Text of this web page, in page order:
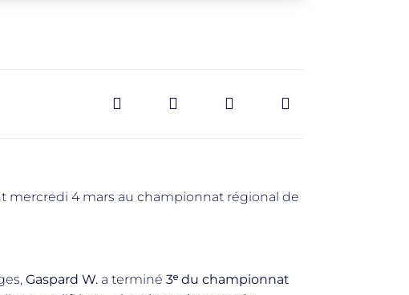
mercredi 4 mars au championnat régional de
Gaspard W. a terminé 3ᵉ du championnat